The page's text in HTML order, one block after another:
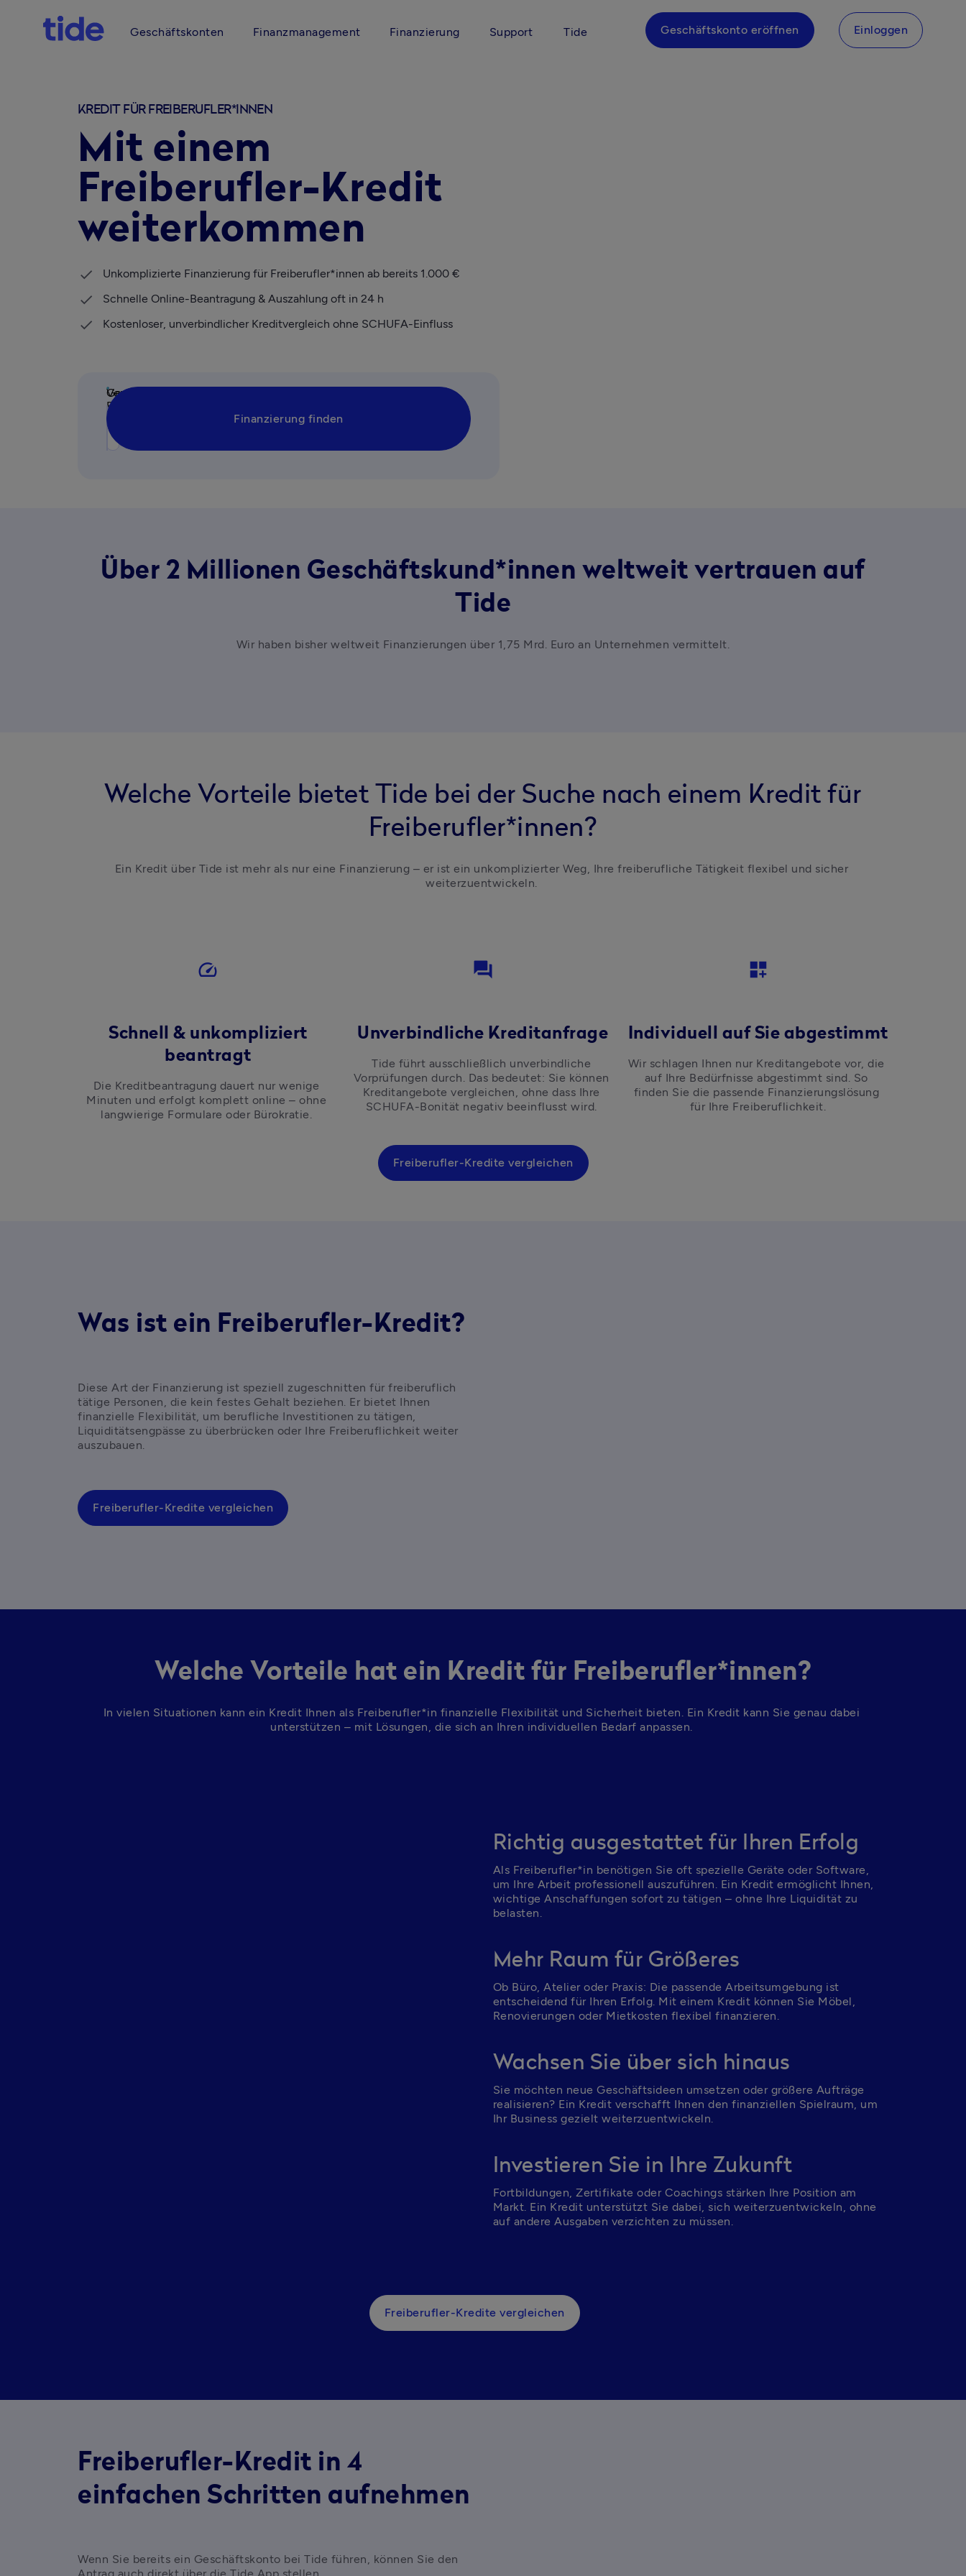
Geschäftskonten Finanzmanagement Finanzierung Support Tide Geschäftskonto eröffnen Einloggen
KREDIT FÜR FREIBERUFLER*INNEN
Mit einem
Freiberufler-Kredit
weiterkommen
Unkomplizierte Finanzierung für Freiberufler*innen ab bereits 1.000 €
Schnelle Online-Beantragung & Auszahlung oft in 24 h
Kostenloser, unverbindlicher Kreditvergleich ohne SCHUFA-Einfluss
Verwendungszweck
Gewünschter
Betrag
Finanzierung finden
Über 2 Millionen Geschäftskund*innen weltweit vertrauen auf
Tide
Wir haben bisher weltweit Finanzierungen über 1,75 Mrd. Euro an Unternehmen vermittelt.
Welche Vorteile bietet Tide bei der Suche nach einem Kredit für
Freiberufler*innen?
Ein Kredit über Tide ist mehr als nur eine Finanzierung – er ist ein unkomplizierter Weg, Ihre freiberufliche Tätigkeit flexibel und sicher
weiterzuentwickeln.
speed
Schnell & unkompliziert
beantragt
Die Kreditbeantragung dauert nur wenige
Minuten und erfolgt komplett online – ohne
langwierige Formulare oder Bürokratie.
question_answer
Unverbindliche Kreditanfrage
Tide führt ausschließlich unverbindliche
Vorprüfungen durch. Das bedeutet: Sie können
Kreditangebote vergleichen, ohne dass Ihre
SCHUFA-Bonität negativ beeinflusst wird.
dashboard_customize
Individuell auf Sie abgestimmt
Wir schlagen Ihnen nur Kreditangebote vor, die
auf Ihre Bedürfnisse abgestimmt sind. So
finden Sie die passende Finanzierungslösung
für Ihre Freiberuflichkeit.
Freiberufler-Kredite vergleichen
Was ist ein Freiberufler-Kredit?
Diese Art der Finanzierung ist speziell zugeschnitten für freiberuflich
tätige Personen, die kein festes Gehalt beziehen. Er bietet Ihnen
finanzielle Flexibilität, um berufliche Investitionen zu tätigen,
Liquiditätsengpässe zu überbrücken oder Ihre Freiberuflichkeit weiter
auszubauen.
Freiberufler-Kredite vergleichen
Welche Vorteile hat ein Kredit für Freiberufler*innen?
In vielen Situationen kann ein Kredit Ihnen als Freiberufler*in finanzielle Flexibilität und Sicherheit bieten. Ein Kredit kann Sie genau dabei
unterstützen – mit Lösungen, die sich an Ihren individuellen Bedarf anpassen.
Richtig ausgestattet für Ihren Erfolg
Als Freiberufler*in benötigen Sie oft spezielle Geräte oder Software,
um Ihre Arbeit professionell auszuführen. Ein Kredit ermöglicht Ihnen,
wichtige Anschaffungen sofort zu tätigen – ohne Ihre Liquidität zu
belasten.
Mehr Raum für Größeres
Ob Büro, Atelier oder Praxis: Die passende Arbeitsumgebung ist
entscheidend für Ihren Erfolg. Mit einem Kredit können Sie Möbel,
Renovierungen oder Mietkosten flexibel finanzieren.
Wachsen Sie über sich hinaus
Sie möchten neue Geschäftsideen umsetzen oder größere Aufträge
realisieren? Ein Kredit verschafft Ihnen den finanziellen Spielraum, um
Ihr Business gezielt weiterzuentwickeln.
Investieren Sie in Ihre Zukunft
Fortbildungen, Zertifikate oder Coachings stärken Ihre Position am
Markt. Ein Kredit unterstützt Sie dabei, sich weiterzuentwickeln, ohne
auf andere Ausgaben verzichten zu müssen.
Freiberufler-Kredite vergleichen
Freiberufler-Kredit in 4
einfachen Schritten aufnehmen
Wenn Sie bereits ein Geschäftskonto bei Tide führen, können Sie den